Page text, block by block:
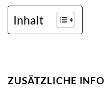
Inhalt
ZUSÄTZLICHE